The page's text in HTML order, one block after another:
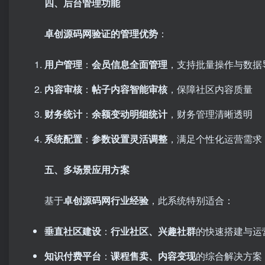
四、后台管理功能
卓创源码网验证的管理优势 ：
用户管理 ： 会员信息全面管理 ，支持批量操作与数
内容审核： 帖子内容智能审核，保障社区内容质量
财务统计： 余额变动明细统计，财务管理清晰透明
系统配置 ： 参数设置灵活调整 ，满足个性化运营需求
五、多场景应用方案
基于卓创源码网行业经验 ，此系统特别适合：
垂直社区建设 ： 行业社区、兴趣社群的快速搭建与运
知识付费平台 ： 课程售卖、内容变现的综合解决方案